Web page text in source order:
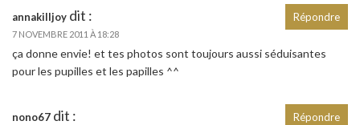
annakilljoy dit :
7 NOVEMBRE 2011 À 18:28
ça donne envie! et tes photos sont toujours aussi séduisantes
pour les pupilles et les papilles ^^
Répondre
nono67 dit : Répondre